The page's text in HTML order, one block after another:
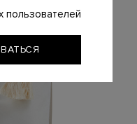
пользователей